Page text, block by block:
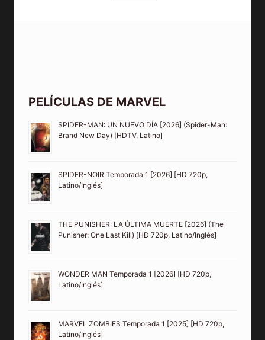
PELÍCULAS DE MARVEL
SPIDER-MAN: UN NUEVO DÍA [2026] (Spider-Man:
Brand New Day) [HDTV, Latino]
SPIDER-NOIR Temporada 1 [2026] [HD 720p,
Latino/Inglés]
THE PUNISHER: LA ÚLTIMA MUERTE [2026] (The
Punisher: One Last Kill) [HD 720p, Latino/Inglés]
WONDER MAN Temporada 1 [2026] [HD 720p,
Latino/Inglés]
MARVEL ZOMBIES Temporada 1 [2025] [HD 720p,
Latino/Inglés]